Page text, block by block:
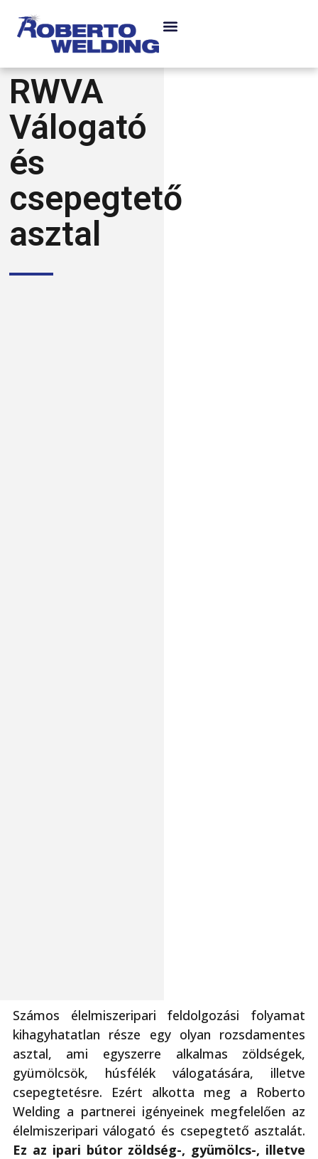
RWVA
Válogató
és
csepegtető
asztal
Számos élelmiszeripari feldolgozási folyamat
kihagyhatatlan része egy olyan rozsdamentes
asztal, ami egyszerre alkalmas zöldségek,
gyümölcsök, húsfélék válogatására, illetve
csepegtetésre. Ezért alkotta meg a Roberto
Welding a partnerei igényeinek megfelelően az
élelmiszeripari válogató és csepegtető asztalát.
Ez az ipari bútor zöldség-, gyümölcs-, illetve